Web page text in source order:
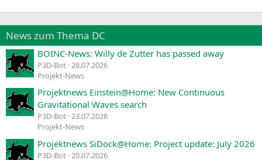
News zum Thema DC
BOINC-News: Willy de Zutter has passed away
P3D-Bot 28.07.2026
Projekt-News
Projektnews Einstein@Home: New Continuous
Gravitational Waves search
P3D-Bot 23.07.2026
Projekt-News
Projektnews SiDock@Home: Project update: July 2026
P3D-Bot 20.07.2026